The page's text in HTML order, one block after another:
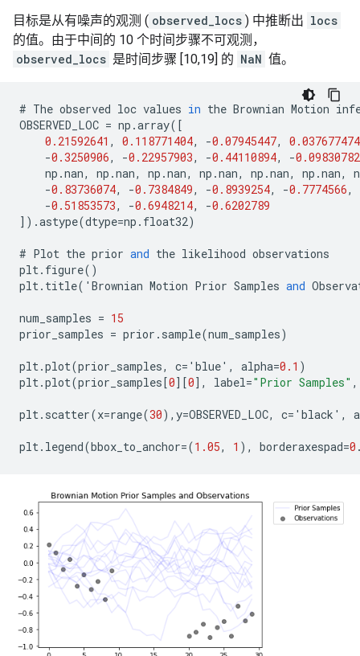
目标是从有噪声的观测 ( observed_locs ) 中推断出 locs
的值。由于中间的 10 个时间步骤不可观测，
observed_locs 是时间步骤 [10,19] 的 NaN 值。
# The observed loc values in the Brownian Motion
OBSERVED_LOC = np .array([
0.21592641 , 0.118771404, -0.07945447,
0.037677474
-0.3250906, -0.22957903, -0.44110894, -0.09830782
np .nan, np .nan, np .nan, np .nan, np .nan, np .nan,
-0.83736074, -0.7384849, -0.8939254, -0.7774566,
-0.51853573, -0.6948214, -0.6202789
]).astype(dtype=np . float32)
# Plot the prior and the likelihood observations
plt. figure()
plt. title( ' Brownian Motion Prior Samples and
num_samples = 15
prior_samples = prior . sample(num_samples)
plt.plot(prior_samples, c= ' blue' , alpha=0.1 )
plt.plot(prior_samples [0][0], label="Prior Samples" ,
plt. scatter(x=range(30), y=OBSERVED_LOC, c= ' black ' ,
plt. legend(bbox_to_anchor=(1.05, 1 ), borderaxespad=0